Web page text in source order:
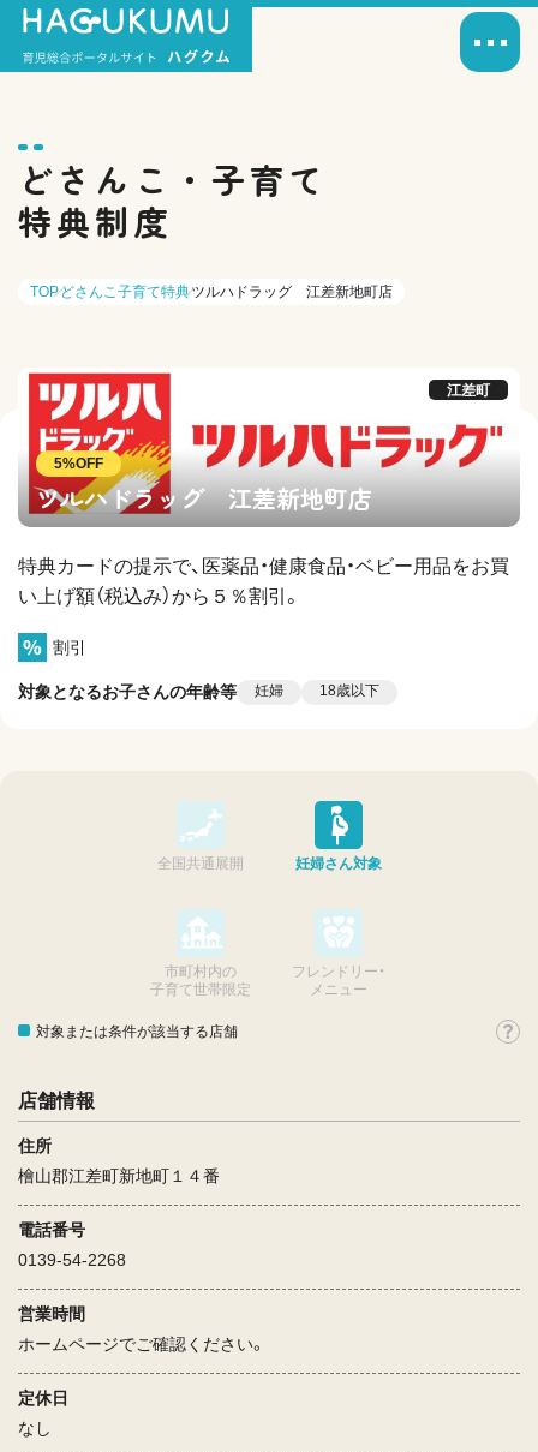
どさんこ・子育て
特典制度
TOPどさんこ子育て特典ツルハドラッグ 江差新地町店
江差町
5%OFF
ツルハドラッグ 江差新地町店
特典カードの提示で、医薬品・健康食品・ベビー用品をお買
い上げ額（税込み）から５％割引。
割引
対象となるお子さんの年齢等 妊婦 18歳以下
全国共通展開 妊婦さん対象
市町村内の
子育て世帯限定
フレンドリー・
メニュー
対象または条件が該当する店舗
店舗情報
住所
檜山郡江差町新地町１４番
電話番号
0139-54-2268
営業時間
ホームページでご確認ください。
定休日
なし